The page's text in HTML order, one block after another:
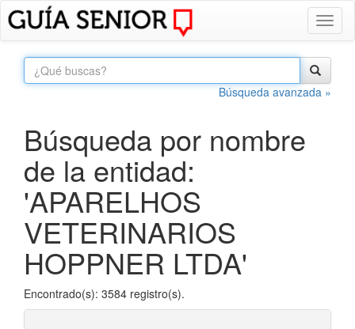
Búsqueda avanzada »
Búsqueda por nombre
de la entidad:
'APARELHOS
VETERINARIOS
HOPPNER LTDA'
Encontrado(s): 3584 registro(s).